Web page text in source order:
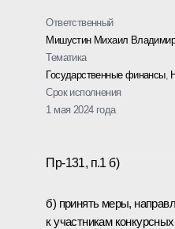
Ответственный
Мишустин Михаил
Тематика
Государственные финансы,
Срок исполнения
1 мая 2024 года
Пр-131, п.1 б)
б) принять меры,
к участникам